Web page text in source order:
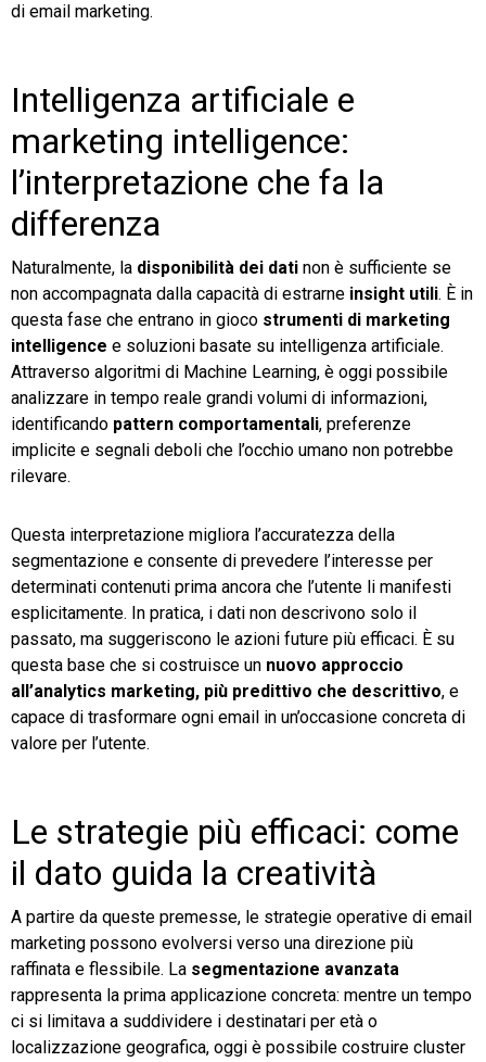
di email marketing.
Intelligenza artificiale e
marketing intelligence:
l’interpretazione che fa la
differenza
Naturalmente, la disponibilità dei dati non è sufficiente se
non accompagnata dalla capacità di estrarne insight utili. È in
questa fase che entrano in gioco strumenti di marketing
intelligence e soluzioni basate su intelligenza artificiale.
Attraverso algoritmi di Machine Learning, è oggi possibile
analizzare in tempo reale grandi volumi di informazioni,
identificando pattern comportamentali, preferenze
implicite e segnali deboli che l’occhio umano non potrebbe
rilevare.
Questa interpretazione migliora l’accuratezza della
segmentazione e consente di prevedere l’interesse per
determinati contenuti prima ancora che l’utente li manifesti
esplicitamente. In pratica, i dati non descrivono solo il
passato, ma suggeriscono le azioni future più efficaci. È su
questa base che si costruisce un nuovo approccio
all’analytics marketing, più predittivo che descrittivo, e
capace di trasformare ogni email in un’occasione concreta di
valore per l’utente.
Le strategie più efficaci: come
il dato guida la creatività
A partire da queste premesse, le strategie operative di email
marketing possono evolversi verso una direzione più
raffinata e flessibile. La segmentazione avanzata
rappresenta la prima applicazione concreta: mentre un tempo
ci si limitava a suddividere i destinatari per età o
localizzazione geografica, oggi è possibile costruire cluster